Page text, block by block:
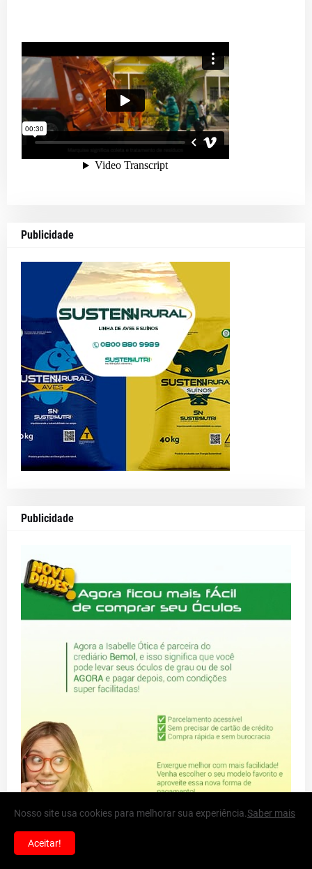
Publicidade
Publicidade
Nosso site usa cookies para melhorar sua experiência.Saber mais
Aceitar!